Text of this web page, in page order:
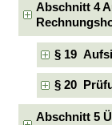
Abschnitt 4
§ 19
§ 20
Abschnitt 5